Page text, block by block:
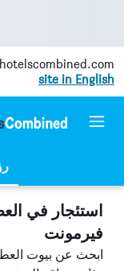
site in English
استئجار في
فيرمونت
ابحث عن بيوت